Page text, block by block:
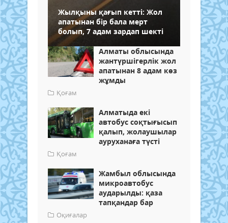
Жылқыны қағып кетті: Жол
апатынан бір бала мерт
болып, 7 адам зардап шекті
Алматы облысында
жантүршігерлік жол
апатынан 8 адам көз
жұмды
Қоғам
Алматыда екі
автобус соқтығысып
қалып, жолаушылар
ауруханаға түсті
Қоғам
Жамбыл облысында
микроавтобус
аударылды: қаза
тапқандар бар
Оқиғалар